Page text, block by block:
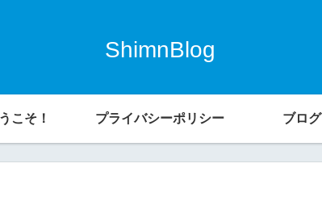
ShimnBlog
こそ！ プライバシーポリシー ブログ